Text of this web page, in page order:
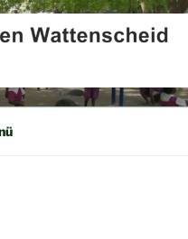
GAMBIA